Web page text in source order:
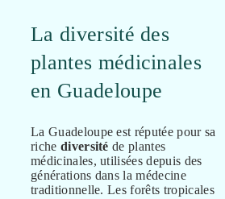
La diversité des
plantes médicinales
en Guadeloupe
La Guadeloupe est réputée pour sa
riche diversité de plantes
médicinales, utilisées depuis des
générations dans la médecine
traditionnelle. Les forêts tropicales